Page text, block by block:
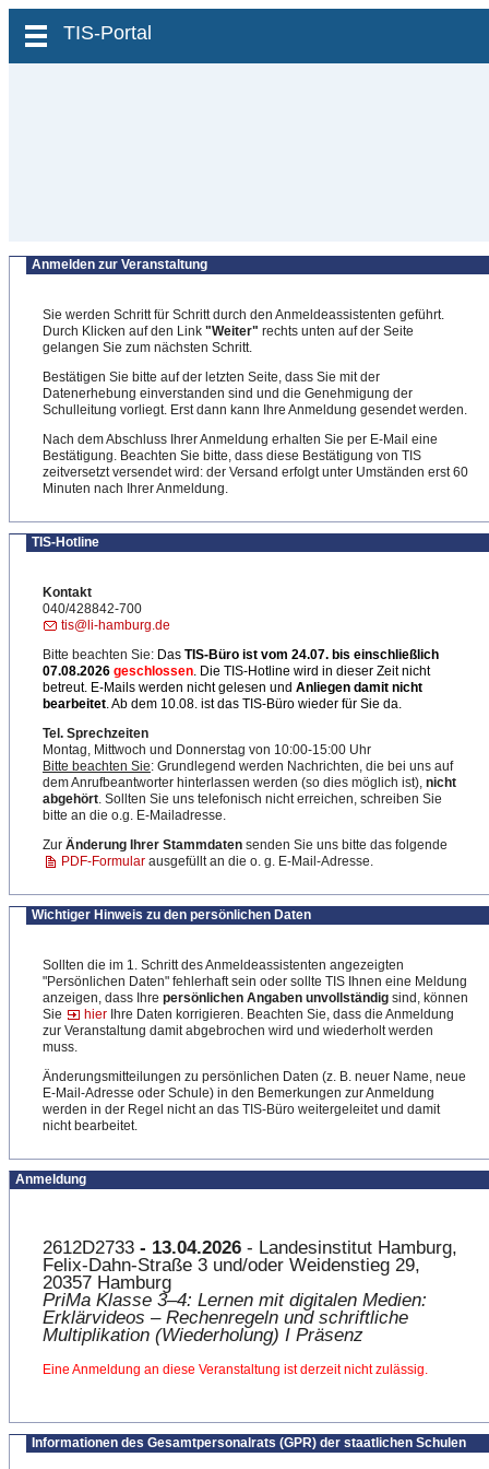
zum Inhalt wechseln
TIS-Portal
Anmelden zur Veranstaltung
Sie werden Schritt für Schritt durch den Anmeldeassistenten geführt.
Durch Klicken auf den Link "Weiter" rechts unten auf der Seite
gelangen Sie zum nächsten Schritt.
Bestätigen Sie bitte auf der letzten Seite, dass Sie mit der
Datenerhebung einverstanden sind und die Genehmigung der
Schulleitung vorliegt. Erst dann kann Ihre Anmeldung gesendet werden.
Nach dem Abschluss Ihrer Anmeldung erhalten Sie per E-Mail eine
Bestätigung. Beachten Sie bitte, dass diese Bestätigung von TIS
zeitversetzt versendet wird: der Versand erfolgt unter Umständen erst 60
Minuten nach Ihrer Anmeldung.
TIS-Hotline
Kontakt
040/428842-700
tis@li-hamburg.de
Bitte beachten Sie: Das TIS-Büro ist vom 24.07. bis einschließlich
07.08.2026 geschlossen. Die TIS-Hotline wird in dieser Zeit nicht
betreut. E-Mails werden nicht gelesen und Anliegen damit nicht
bearbeitet. Ab dem 10.08. ist das TIS-Büro wieder für Sie da.
Tel. Sprechzeiten
Montag, Mittwoch und Donnerstag von 10:00-15:00 Uhr
Bitte beachten Sie: Grundlegend werden Nachrichten, die bei uns auf
dem Anrufbeantworter hinterlassen werden (so dies möglich ist), nicht
abgehört. Sollten Sie uns telefonisch nicht erreichen, schreiben Sie
bitte an die o.g. E-Mailadresse.
Zur Änderung Ihrer Stammdaten senden Sie uns bitte das folgende
PDF-Formular ausgefüllt an die o. g. E-Mail-Adresse.
Wichtiger Hinweis zu den persönlichen Daten
Sollten die im 1. Schritt des Anmeldeassistenten angezeigten
"Persönlichen Daten" fehlerhaft sein oder sollte TIS Ihnen eine Meldung
anzeigen, dass Ihre persönlichen Angaben unvollständig sind, können
Sie
hier Ihre Daten korrigieren. Beachten Sie, dass die Anmeldung
zur Veranstaltung damit abgebrochen wird und wiederholt werden
muss.
Änderungsmitteilungen zu persönlichen Daten (z. B. neuer Name, neue
E-Mail-Adresse oder Schule) in den Bemerkungen zur Anmeldung
werden in der Regel nicht an das TIS-Büro weitergeleitet und damit
nicht bearbeitet.
Anmeldung
2612D2733 - 13.04.2026 - Landesinstitut Hamburg,
Felix-Dahn-Straße 3 und/oder Weidenstieg 29,
20357 Hamburg
PriMa Klasse 3–4: Lernen mit digitalen Medien:
Erklärvideos – Rechenregeln und schriftliche
Multiplikation (Wiederholung) I Präsenz
Eine Anmeldung an diese Veranstaltung ist derzeit nicht zulässig.
Informationen des Gesamtpersonalrats (GPR) der staatlichen Schulen